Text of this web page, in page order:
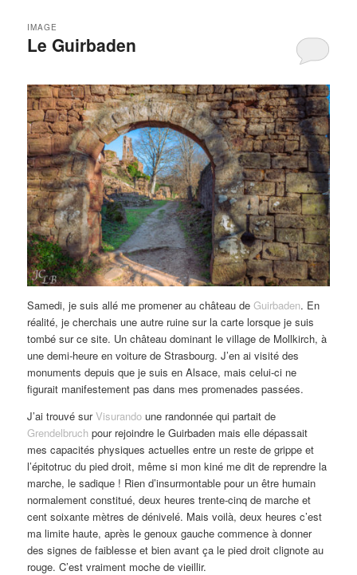
Le Guirbaden
IMAGE
Samedi, je suis allé me promener au château deGuirbaden. En
réalité, je cherchais une autre ruine sur la carte lorsque je suis
tombé sur ce site. Un château dominant le village de Mollkirch, à
une demi-heure en voiture de Strasbourg. J’en ai visité des
monuments depuis que je suis en Alsace, mais celui-ci ne
figurait manifestement pas dans mes promenades passées.
J’ai trouvé surVisurando une randonnée qui partait de
Grendelbruch pour rejoindre le Guirbaden mais elle dépassait
mes capacités physiques actuelles entre un reste de grippe et
l’épitotruc du pied droit, même si mon kiné me dit de reprendre la
marche, le sadique ! Rien d’insurmontable pour un être humain
normalement constitué, deux heures trente-cinq de marche et
cent soixante mètres de dénivelé. Mais voilà, deux heures c’est
ma limite haute, après le genoux gauche commence à donner
des signes de faiblesse et bien avant ça le pied droit clignote au
rouge. C’est vraiment moche de vieillir.